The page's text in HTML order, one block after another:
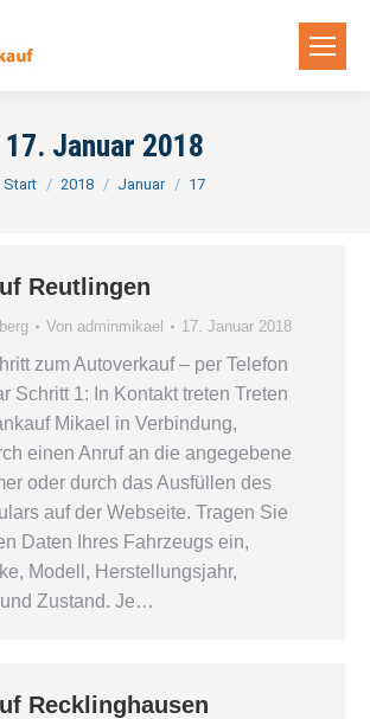
17. Januar 2018
Sie befinden sich hier:
Start 2018 Januar 17
Reutlingen
Von adminmikael 17. Januar 2018
zum Autoverkauf – per Telefon
Schritt 1: In Kontakt treten Treten
Mikael in Verbindung,
einen Anruf an die angegebene
oder durch das Ausfüllen des
auf der Webseite. Tragen Sie
Daten Ihres Fahrzeugs ein,
Modell, Herstellungsjahr,
und Zustand. Je…
Recklinghausen